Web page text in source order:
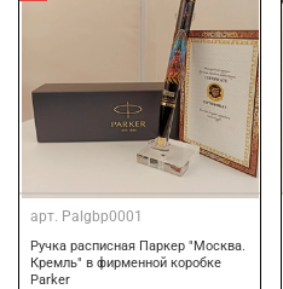
арт. Palgbp0001
Ручка расписная Паркер "Москва.
Кремль" в фирменной коробке
Parker